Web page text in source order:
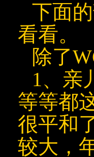
下面
看看。
除了
1、亲
等等都
很平和
较大，